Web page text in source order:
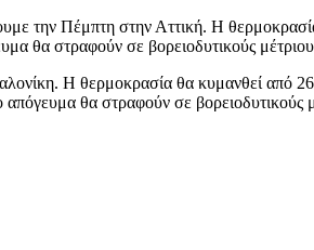
την Πέμπτη στην Αττική. Η
θα στραφούν σε βορειοδυτικούς
Η θερμοκρασία θα κυμανθεί από
θα στραφούν σε βορειοδυτικούς